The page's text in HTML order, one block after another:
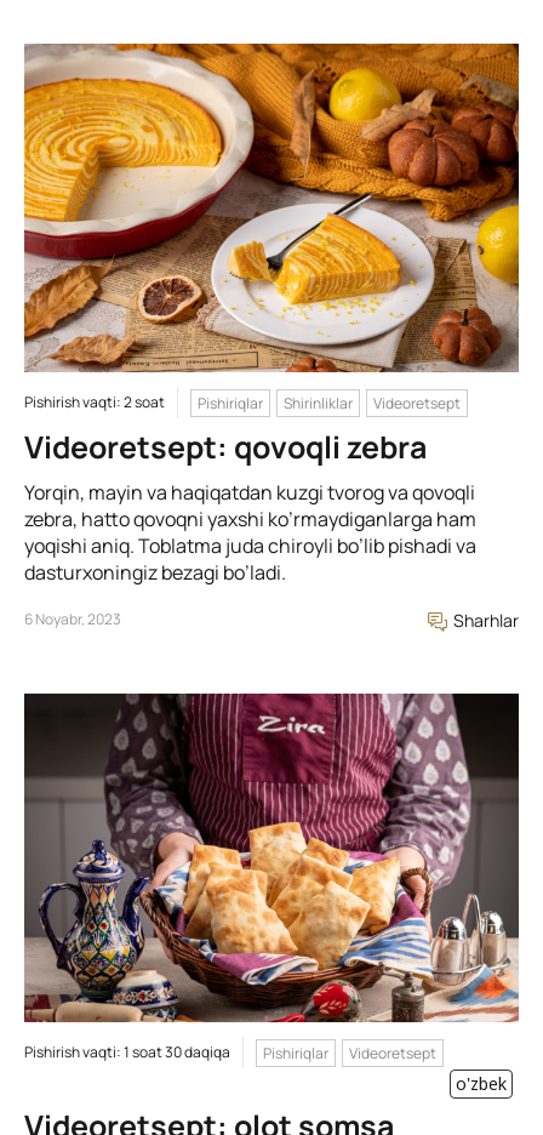
Pishirish vaqti: 2 soat Pishiriqlar Shirinliklar Videoretsept
Videoretsept: qovoqli zebra
Yorqin, mayin va haqiqatdan kuzgi tvorog va qovoqli
zebra, hatto qovoqni yaxshi ko’rmaydiganlarga ham
yoqishi aniq. Toblatma juda chiroyli bo’lib pishadi va
dasturxoningiz bezagi bo’ladi.
6 Noyabr, 2023 Sharhlar
Pishirish vaqti: 1 soat 30 daqiqa Pishiriqlar Videoretsept
o'zbek
Videoretsept: olot somsa